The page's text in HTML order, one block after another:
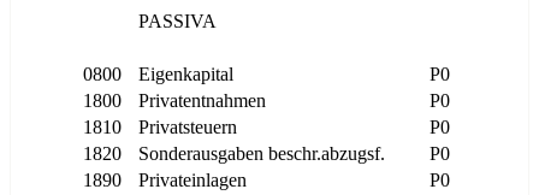
PASSIVA
0800 Eigenkapital
P0
1800
Privatentnahmen
P0
1810
Privatsteuern
P0
1820
Sonderausgaben beschr.abzugsf.
P0
1890
Privateinlagen
P0